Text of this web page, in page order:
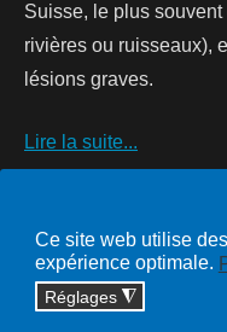
Ce site web utilise
expérience optimale.
Réglages ◮
Suisse, le plus
rivières ou ruisseaux),
lésions graves.
Lire la suite...
Copyright © 2026
solutions informatiques